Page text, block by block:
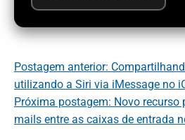
Postagem anterior:
utilizando a Siri via iMessage no
Próxima postagem: Novo recurso
mails entre as caixas de entrada